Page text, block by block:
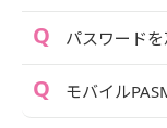
パスワードを
モバイル